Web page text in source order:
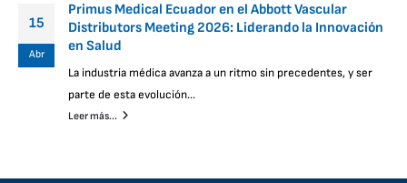
15
Abr
Primus Medical Ecuador en el Abbott Vascular
Distributors Meeting 2026: Liderando la Innovación
en Salud
La industria médica avanza a un ritmo sin precedentes, y ser
parte de esta evolución...
Leer más...